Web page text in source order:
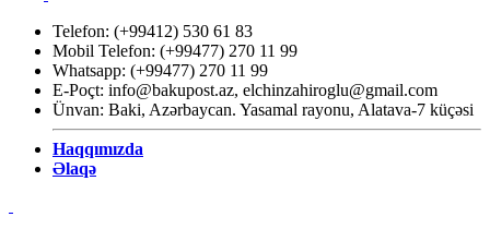
Telefon: (+99412) 530 61 83
Mobil Telefon: (+99477) 270 11 99
Whatsapp: (+99477) 270 11 99
E-Poçt: info@bakupost.az, elchinzahiroglu@gmail.com
Ünvan: Baki, Azərbaycan. Yasamal rayonu, Alatava-7 küçəsi
Haqqımızda
Əlaqə